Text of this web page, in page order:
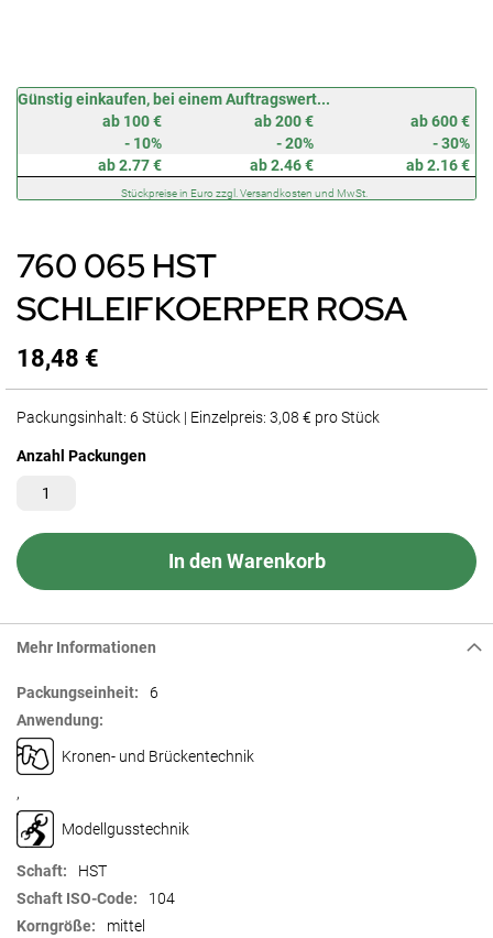
Günstig einkaufen, bei einem Auftragswert...
ab 100 €
ab 200 €
ab 600 €
- 10%
- 20%
- 30%
ab 2.77 €
ab 2.46 € ab 2.16 €
Stückpreise in Euro zzgl. Versandkosten und MwSt.
760 065 HST
SCHLEIFKOERPER ROSA
18,48 €
Packungsinhalt: 6 Stück | Einzelpreis: 3,08 € pro Stück
Anzahl Packungen
In den Warenkorb
Zum
Anfang
springen
Mehr Informationen
Mehr
Informationen
6
Kronen- und Brückentechnik
,
Modellgusstechnik
HST
104
mittel